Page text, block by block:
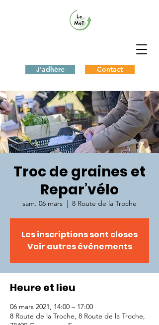
J'adhère Contact
Troc de graines et
Repar’vélo
sam. 06 mars
  |
8 Route de la Troche
Les inscriptions sont closes
Voir autres événements
Heure et lieu
06 mars 2021, 14:00 – 17:00
8 Route de la Troche, 8 Route de la Troche,